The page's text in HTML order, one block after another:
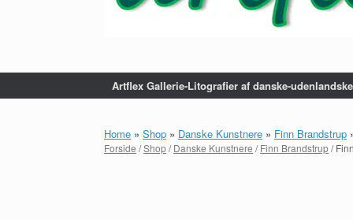
Artflex Gallerie-Litografier af danske-
Home » Shop » Danske Kunstnere » Finn Brandstrup
Forside /Shop/Danske Kunstnere /Finn Brandstrup/